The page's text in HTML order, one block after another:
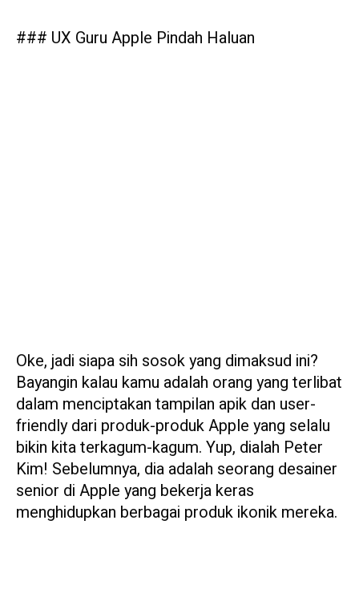
### UX Guru Apple Pindah Haluan
Oke, jadi siapa sih sosok yang dimaksud ini?
Bayangin kalau kamu adalah orang yang terlibat
dalam menciptakan tampilan apik dan user-
friendly dari produk-produk Apple yang selalu
bikin kita terkagum-kagum. Yup, dialah Peter
Kim! Sebelumnya, dia adalah seorang desainer
senior di Apple yang bekerja keras
menghidupkan berbagai produk ikonik mereka.